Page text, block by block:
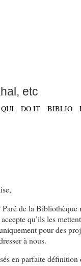
etc
QUI DO IT BIBLIO
de la Bibliothèque
qu’ils les
pour des
à nous.
en parfaite définition